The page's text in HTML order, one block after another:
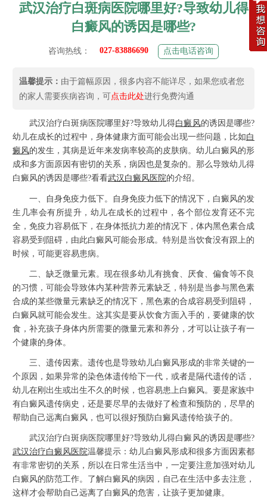
武汉治疗白斑病医院哪里好?导致幼儿得
白癜风的诱因是哪些?
咨询热线： 027-83886690 点击电话咨询
温馨提示： 由于篇幅原因，很多内容不能详尽，如果您或者您
的家人需要疾病咨询，可点击此处进行免费沟通
武汉治疗白斑病医院哪里好?导致幼儿得白癜风的诱因是哪些?
幼儿在成长的过程中，身体健康方面可能会出现一些问题，比如白
癜风的发生，其病是近年来发病率较高的皮肤病。幼儿白癜风的形
成和多方面原因有密切的关系，病因也是复杂的。那么导致幼儿得
白癜风的诱因是哪些?看看武汉白癜风医院的介绍。
一、自身免疫力低下。自身免疫力低下的情况下，白癜风的发
生几率会有所提升，幼儿在成长的过程中，各个部位发育还不完
全，免疫力容易低下，在身体抵抗力差的情况下，体内黑色素合成
容易受到阻碍，由此白癜风可能会形成。特别是当饮食没有跟上的
时候，可能更容易患病。
二、缺乏微量元素。现在很多幼儿有挑食、厌食、偏食等不良
的习惯，可能会导致体内某种营养元素缺乏，特别是当参与黑色素
合成的某些微量元素缺乏的情况下，黑色素的合成容易受到阻碍，
白癜风就可能会发生。这其实是要从饮食方面入手的，要健康的饮
食，补充孩子身体内所需要的微量元素和养分，才可以让孩子有一
个健康的身体。
三、遗传因素。遗传也是导致幼儿白癜风形成的非常关键的一
个原因，如果异常的染色体遗传给下一代，或者是隔代遗传的话，
幼儿在刚出生或出生不久的时候，也容易患上白癜风。要是家族中
有白癜风遗传病史，还是要尽早的去做好了检查和预防的，尽早的
帮助自己远离白癜风，也可以很好预防白癜风遗传给孩子的。
武汉治疗白斑病医院哪里好?导致幼儿得白癜风的诱因是哪些?
武汉治疗白癜风医院温馨提示：幼儿白癜风形成和很多方面因素都
有非常密切的关系，所以在日常生活当中，一定要注意加强对幼儿
白癜风的防范工作。了解白癜风的病因，自己在生活中多去注意，
这样才会帮助自己远离了白癜风的危害，让孩子更加健康。